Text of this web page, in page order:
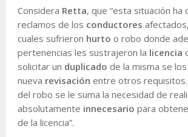
Considera Retta, que “esta situación ha
reclamos de los conductores
cuales sufrieron hurto o robo donde
pertenencias les sustrajeron la licencia
solicitar un duplicado de la misma se
nueva revisación entre otros requisitos.
del robo se le suma la necesidad de
absolutamente innecesario para
de la licencia”.